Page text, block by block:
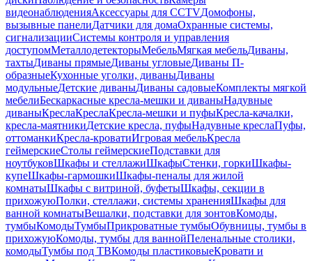
видеонаблюденияАксессуары для CCTVДомофоны,
вызывные панелиДатчики для домаОхранные системы,
сигнализацииСистемы контроля и управления
доступомМеталлодетекторыМебельМягкая мебельДиваны,
тахтыДиваны прямыеДиваны угловыеДиваны П-
образныеКухонные уголки, диваныДиваны
модульныеДетские диваныДиваны садовыеКомплекты мягкой
мебелиБескаркасные кресла-мешки и диваныНадувные
диваныКреслаКреслаКресла-мешки и пуфыКресла-качалки,
кресла-маятникиДетские кресла, пуфыНадувные креслаПуфы,
оттоманкиКресла-кроватиИгровая мебельКресла
геймерскиеСтолы геймерскиеПодставки для
ноутбуковШкафы и стеллажиШкафыСтенки, горкиШкафы-
купеШкафы-гармошкиШкафы-пеналы для жилой
комнатыШкафы с витриной, буфетыШкафы, секции в
прихожуюПолки, стеллажи, системы храненияШкафы для
ванной комнатыВешалки, подставки для зонтовКомоды,
тумбыКомодыТумбыПрикроватные тумбыОбувницы, тумбы в
прихожуюКомоды, тумбы для ваннойПеленальные столики,
комодыТумбы под ТВКомоды пластиковыеКровати и